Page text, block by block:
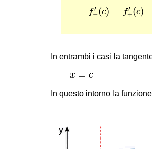
f′
−(c) = f′
+(c)
f− ′( f+ ′( c
In entrambi i casi la
x = c
x =c
In questo intorno la